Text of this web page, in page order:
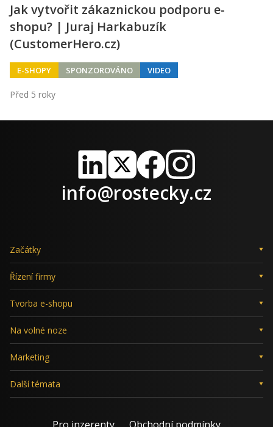
Jak vytvořit zákaznickou podporu e-
shopu? | Juraj Harkabuzík
(CustomerHero.cz)
E-SHOPY SPONZOROVÁNO VIDEO
Před 5 roky
LinkedIn
X FacebookInstagram
info@rostecky.cz
Začátky
Řízení firmy
Tvorba e-shopu
Na volné noze
Marketing
Další témata